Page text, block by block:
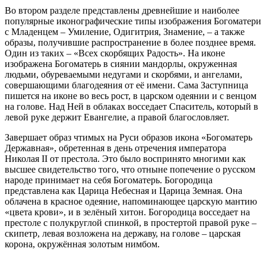
Во втором разделе представлены древнейшие и наиболее
популярные иконографические типы изображения Богоматери
с Младенцем – Умиление, Одигитрия, Знамение, – а также
образы, получившие распространение в более позднее время.
Один из таких – «Всех скорбящих Радость». На иконе
изображена Богоматерь в сиянии мандорлы, окруженная
людьми, обуреваемыми недугами и скорбями, и ангелами,
совершающими благодеяния от её имени. Сама Заступница
пишется на иконе во весь рост, в царском одеянии и с венцом
на голове. Над Ней в облаках восседает Спаситель, который в
левой руке держит Евангелие, а правой благословляет.
Завершает образ чтимых на Руси образов икона «Богоматерь
Державная», обретенная в день отречения императора
Николая II от престола. Это было воспринято многими как
высшее свидетельство того, что отныне попечение о русском
народе принимает на себя Богоматерь. Богородица
представлена как Царица Небесная и Царица Земная. Она
облачена в красное одеяние, напоминающее царскую мантию
«цвета крови», и в зелёный хитон. Богородица восседает на
престоле с полукруглой спинкой, в простертой правой руке –
скипетр, левая возложена на державу, на голове – царская
корона, окружённая золотым нимбом.